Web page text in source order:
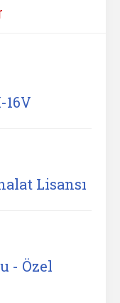
Lisansı
- Özel